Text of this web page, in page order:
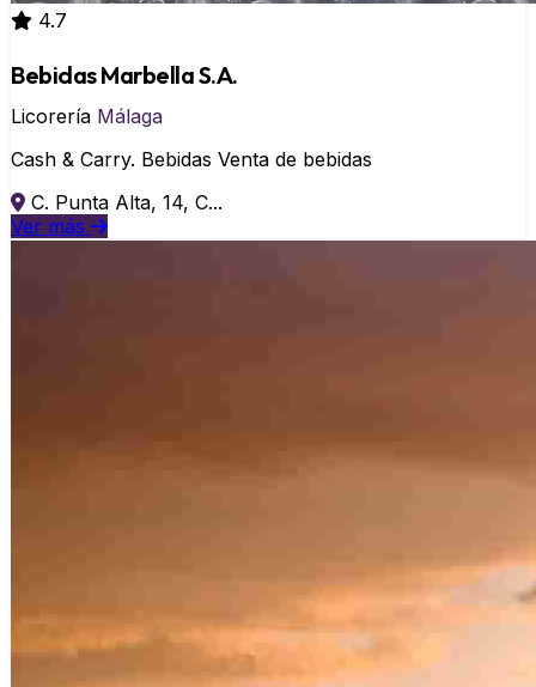
4.7
Bebidas Marbella S.A.
Licorería Málaga
Cash & Carry. Bebidas Venta de bebidas
C. Punta Alta, 14, C...
Ver más